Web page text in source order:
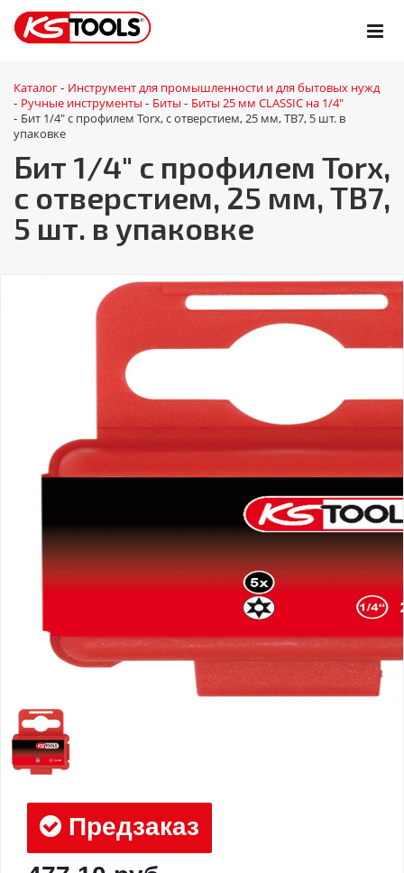
Каталог - Инструмент для промышленности и для бытовых нужд
- Ручные инструменты - Биты - Биты 25 мм CLASSIC на 1/4"
- Бит 1/4" с профилем Torx, с отверстием, 25 мм, ТВ7, 5 шт. в
упаковке
Бит 1/4" с профилем Torx,
с отверстием, 25 мм, ТВ7,
5 шт. в упаковке
Предзаказ